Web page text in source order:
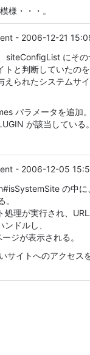
様・・・。
- 2006-12-21
siteConfigList にそ
トと判断していたの
えられたシステムサ
パラメータを追加
が該当している
- 2006-12-05
の中に
処理が実行され、
ドルし、
ジが表示される。
サイトへのアクセス